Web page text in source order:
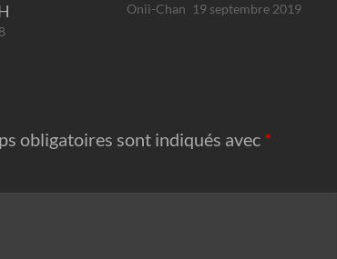
Onii-Chan 19 septembre 2019
obligatoires sont indiqués avec *